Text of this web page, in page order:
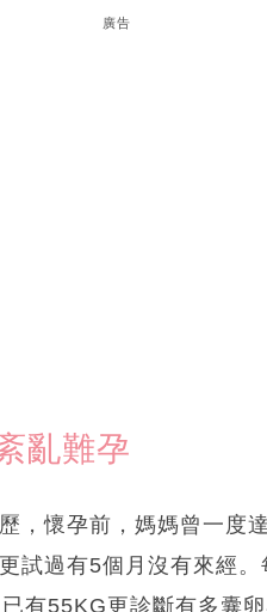
廣告
亂難孕
，懷孕前，媽媽曾一度
試過有5個月沒有來經。
有55KG更診斷有多囊